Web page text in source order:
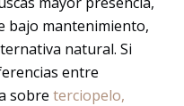
bajo mantenimiento,
natural. Si
entre
sobre terciopelo,